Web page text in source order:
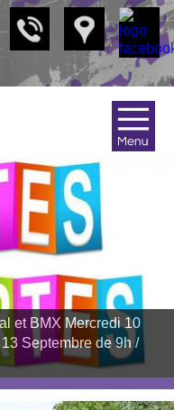
X
et BMX Mercredi 10
Septembre de 9h /